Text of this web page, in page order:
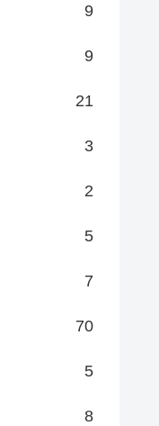
9
9
21
3
2
5
7
70
5
8